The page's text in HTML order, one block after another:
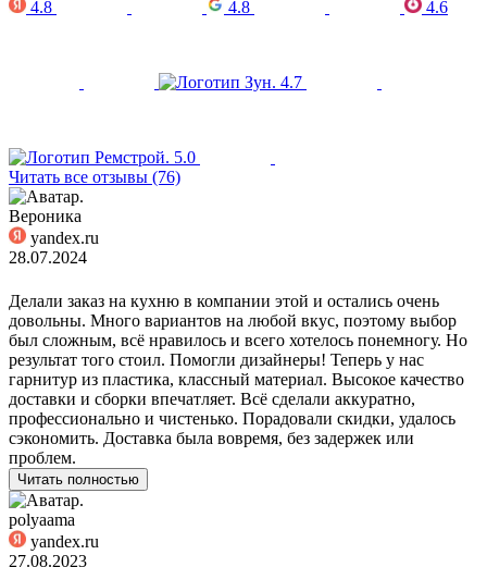
4.8 4.8 4.6
4.7
5.0
Читать все отзывы (76)
Вероника
yandex.ru
28.07.2024
Делали заказ на кухню в компании этой и остались очень
довольны. Много вариантов на любой вкус, поэтому выбор
был сложным, всё нравилось и всего хотелось понемногу. Но
результат того стоил. Помогли дизайнеры! Теперь у нас
гарнитур из пластика, классный материал. Высокое качество
доставки и сборки впечатляет. Всё сделали аккуратно,
профессионально и чистенько. Порадовали скидки, удалось
сэкономить. Доставка была вовремя, без задержек или
проблем.
Читать полностью
polyaama
yandex.ru
27.08.2023